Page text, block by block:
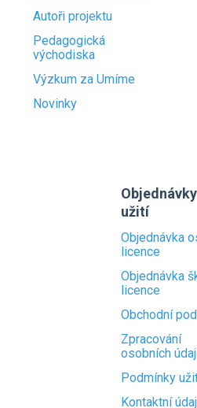
Autoři projektu
Pedagogická
východiska
Výzkum za Umíme
Novinky
užití
Objednávka
licence
Objednávka
licence
Obchodní
Zpracování
osobních
Podmínky
Kontaktní